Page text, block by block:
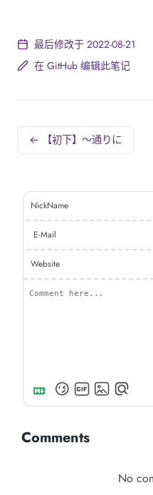
最后修改于 2022-08-21
在 GitHub 编辑此笔记
← 【初下】～通りに
NickName
E-Mail
Website
Comments
No